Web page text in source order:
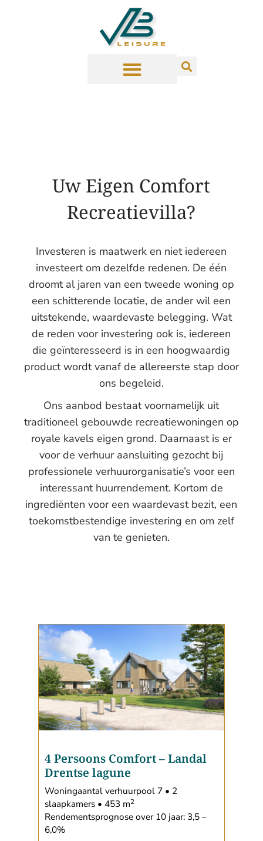
Uw Eigen Comfort
Recreatievilla?
Investeren is maatwerk en niet iedereen
investeert om dezelfde redenen. De één
droomt al jaren van een tweede woning op
een schitterende locatie, de ander wil een
uitstekende, waardevaste belegging. Wat
de reden voor investering ook is, iedereen
die geïnteresseerd is in een hoogwaardig
product wordt vanaf de allereerste stap door
ons begeleid.
Ons aanbod bestaat voornamelijk uit
traditioneel gebouwde recreatiewoningen op
royale kavels eigen grond. Daarnaast is er
voor de verhuur aansluiting gezocht bij
professionele verhuurorganisatie’s voor een
interessant huurrendement. Kortom de
ingrediënten voor een waardevast bezit, een
toekomstbestendige investering en om zelf
van te genieten.
4 Persoons Comfort–Landal
Drentse lagune
Woningaantal verhuurpool 7 • 2
slaapkamers • 453 m2
Rendementsprognose over 10 jaar: 3,5 –
6,0%